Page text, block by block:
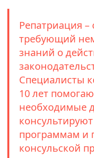
Репатриация
требующий
знаний о
Специалисты
10 лет
необходимые
программам и
консульской